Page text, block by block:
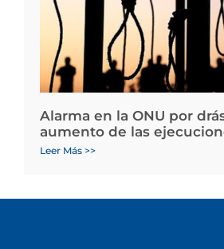
Alarma en la ONU por
aumento de las
Leer Más >>